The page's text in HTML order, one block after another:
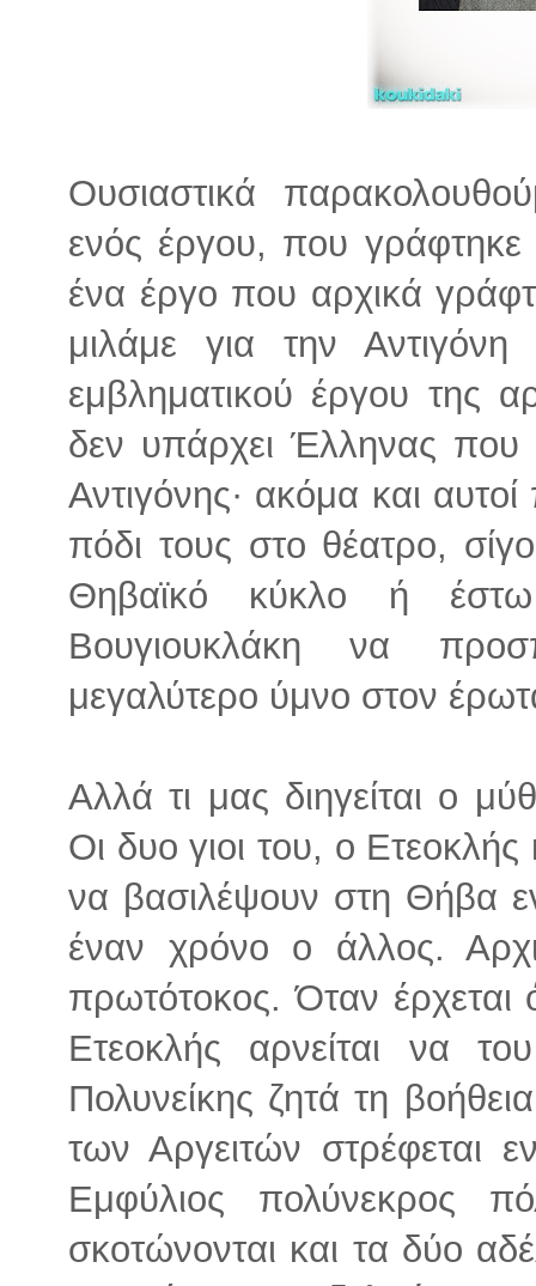
Ουσιαστικά
ενός έργου, που γράφτηκε
ένα έργο που αρχικά
μιλάμε για την
εμβληματικού έργου της
δεν υπάρχει Έλληνας που
Αντιγόνης· ακόμα και
πόδι τους στο θέατρο,
Θηβαϊκό κύκλο ή
Βουγιουκλάκη να
μεγαλύτερο ύμνο στον
Αλλά τι μας διηγείται ο
Οι δυο γιοι του, ο
να βασιλέψουν στη Θήβα
έναν χρόνο ο άλλος.
πρωτότοκος. Όταν
Ετεοκλής αρνείται να
Πολυνείκης ζητά τη
των Αργειτών στρέφεται
Εμφύλιος πολύνεκρος
σκοτώνονται και τα δύο